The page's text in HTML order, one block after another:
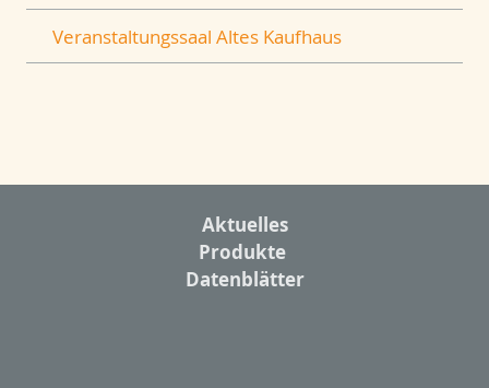
Veranstaltungssaal Altes Kaufhaus
Aktuelles
Produkte
Datenblätter